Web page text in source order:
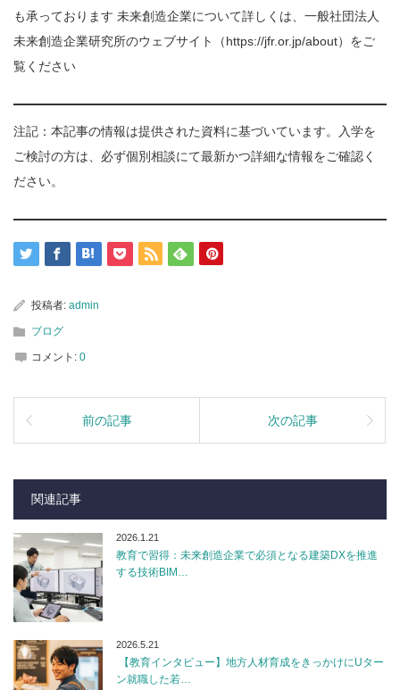
も承っております 未来創造企業について詳しくは、一般社団法人
未来創造企業研究所のウェブサイト（https://jfr.or.jp/about）をご
覧ください
注記：本記事の情報は提供された資料に基づいています。入学を
ご検討の方は、必ず個別相談にて最新かつ詳細な情報をご確認く
ださい。
投稿者: admin
ブログ
コメント: 0
前の記事 次の記事
関連記事
2026.1.21
教育で習得：未来創造企業で必須となる建築DXを推進
する技術BIM…
2026.5.21
【教育インタビュー】地方人材育成をきっかけにUター
ン就職した若…